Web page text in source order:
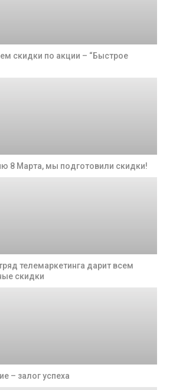
скидки по акции – “Быстрое
8 Марта, мы подготовили скидки!
телемаркетинга дарит всем
скидки
– залог успеха